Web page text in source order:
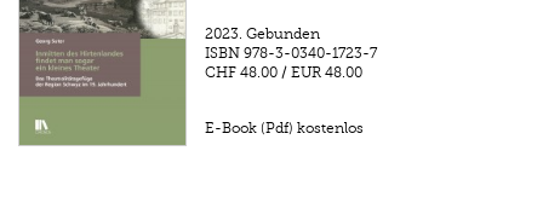
2023. Gebunden
ISBN 978-3-0340-1723-7
CHF 48.00 /EUR 48.00
E-Book (Pdf) kostenlos